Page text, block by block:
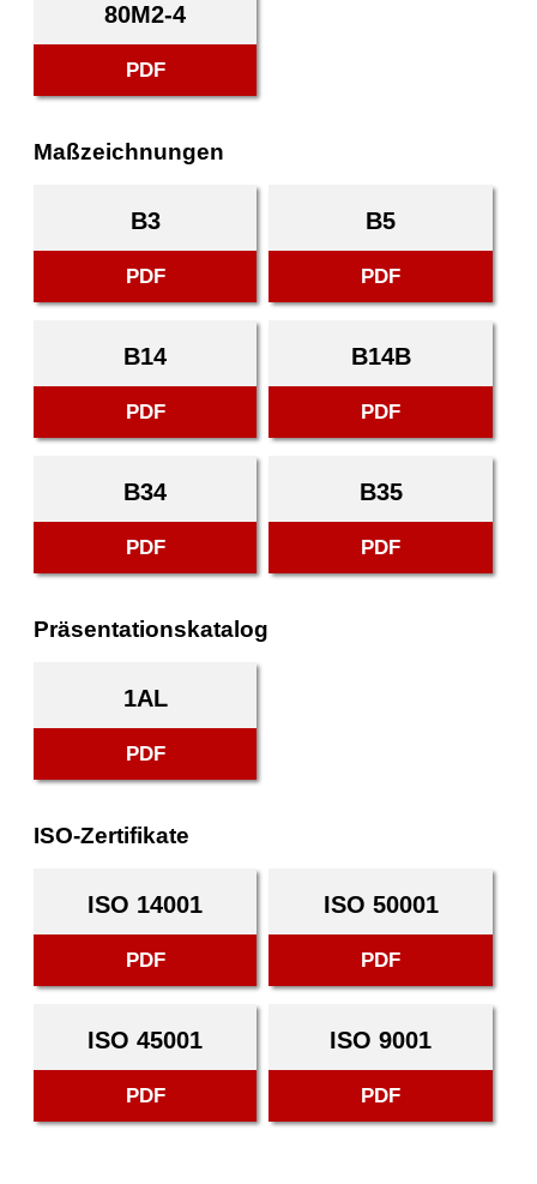
80M2-4
PDF
Maßzeichnungen
B3
PDF
B5
PDF
B14
PDF
B14B
PDF
B34
PDF
B35
PDF
Präsentationskatalog
1AL
PDF
ISO-Zertifikate
ISO 14001
PDF
ISO 50001
PDF
ISO 45001
PDF
ISO 9001
PDF